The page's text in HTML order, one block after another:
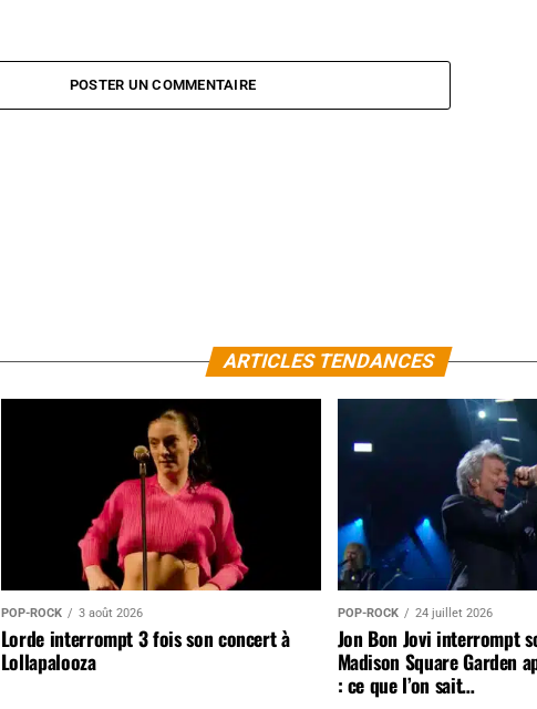
POSTER UN COMMENTAIRE
ARTICLES TENDANCES
POP-ROCK 3 août 2026
Lorde interrompt 3 fois son concert à
Lollapalooza
POP-ROCK 24 juillet 2026
Jon Bon Jovi interrompt
Madison Square Garden
: ce que l’on sait…